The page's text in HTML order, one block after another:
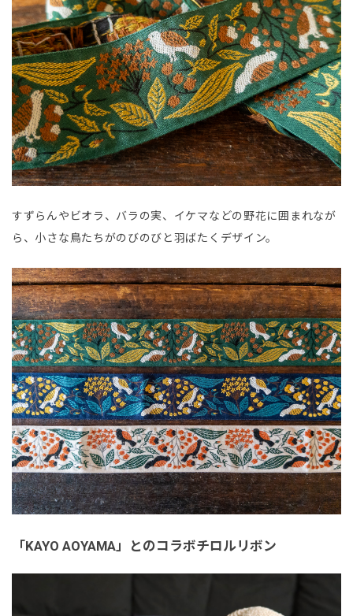
すずらんやビオラ、バラの実、イケマなどの野花に囲まれなが
ら、小さな鳥たちがのびのびと羽ばたくデザイン。
「KAYO AOYAMA」とのコラボチロルリボン